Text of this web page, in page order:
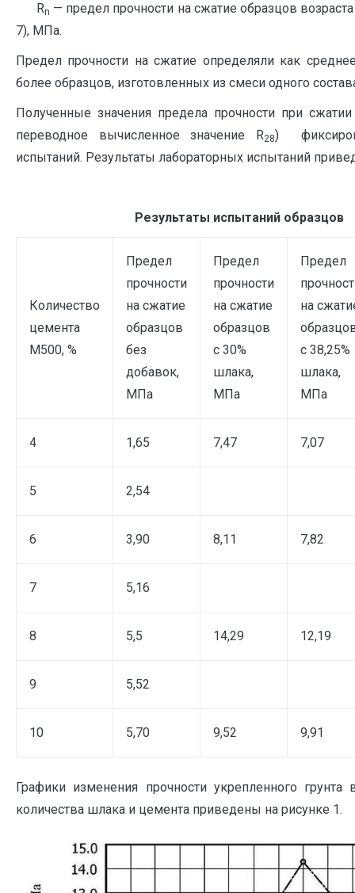
Rn — предел прочности на сжатие образцов возраста
7), МПа.
Предел прочности на сжатие определяли как
более образцов, изготовленных из смеси одного
Полученные значения предела прочности при
переводное вычисленное значение R28)
испытаний. Результаты лабораторных испытаний
Результаты испытаний образцов
Количество
цемента
М500, %
Предел
прочности
на сжатие
образцов
без
добавок,
МПа
Предел
прочности
на сжатие
образцов
с 30%
шлака,
МПа
Предел
на
с 38,25%
шлака,
МПа
4 1,65 7,47 7,07
5 2,54
6 3,90 8,11 7,82
7 5,16
8 5,5 14,29 12,19
9 5,52
10 5,70 9,52 9,91
Графики изменения прочности укрепленного грунта
количества шлака и цемента приведены на рисунке 1.